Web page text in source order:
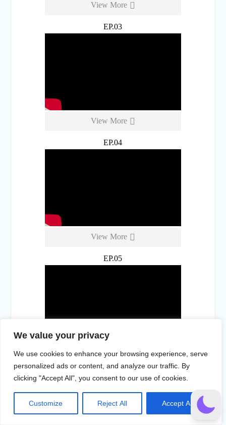
We value your privacy
We use cookies to enhance your browsing experience, serve
personalized ads or content, and analyze our traffic. By
clicking "Accept All", you consent to our use of cookies.
Customize Reject All Accept All
View More
EP.03
View More
EP.04
View More
EP.05
View More
EP.06